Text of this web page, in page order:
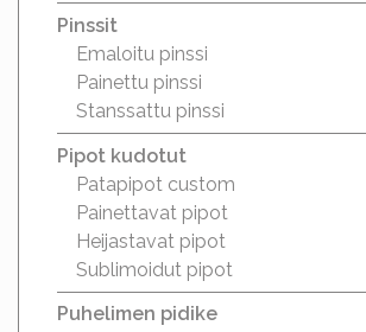
Pinssit
Emaloitu pinssi
Painettu pinssi
Stanssattu pinssi
Pipot kudotut
Patapipot custom
Painettavat pipot
Heijastavat pipot
Sublimoidut pipot
Puhelimen pidike